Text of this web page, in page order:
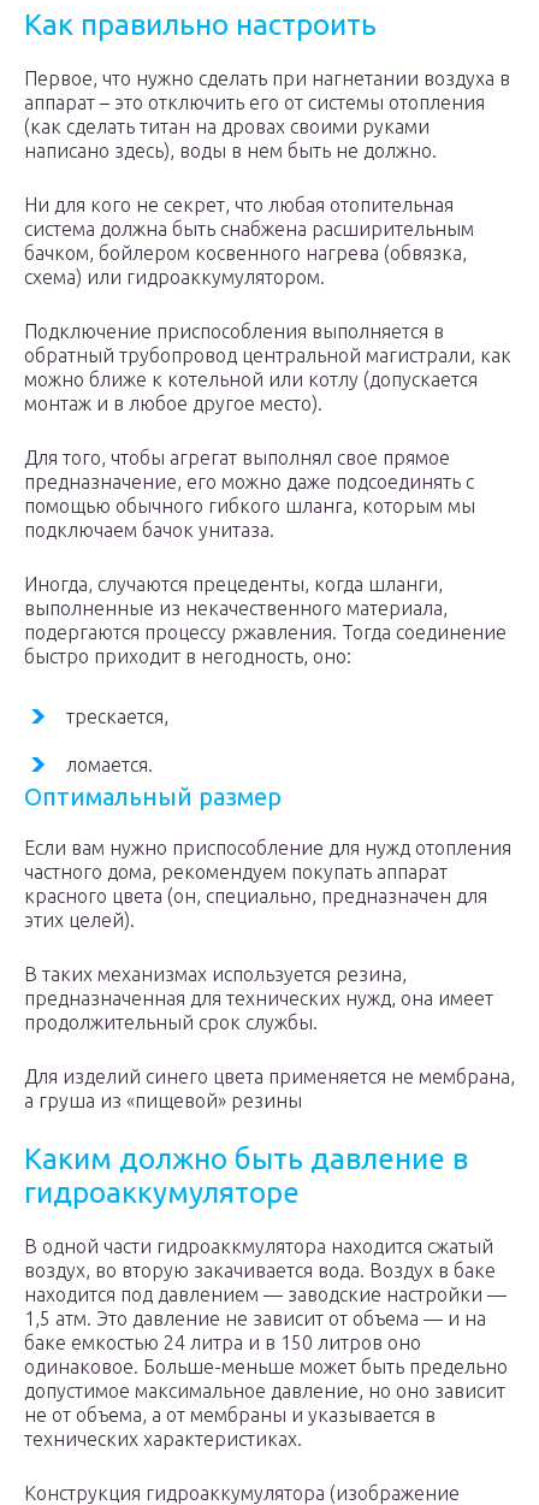
Как правильно настроить
Первое, что нужно сделать при нагнетании воздуха в
аппарат – это отключить его от системы отопления
(как сделать титан на дровах своими руками
написано здесь), воды в нем быть не должно.
Ни для кого не секрет, что любая отопительная
система должна быть снабжена расширительным
бачком, бойлером косвенного нагрева (обвязка,
схема) или гидроаккумулятором.
Подключение приспособления выполняется в
обратный трубопровод центральной магистрали, как
можно ближе к котельной или котлу (допускается
монтаж и в любое другое место).
Для того, чтобы агрегат выполнял свое прямое
предназначение, его можно даже подсоединять с
помощью обычного гибкого шланга, которым мы
подключаем бачок унитаза.
Иногда, случаются прецеденты, когда шланги,
выполненные из некачественного материала,
подергаются процессу ржавления. Тогда соединение
быстро приходит в негодность, оно:
трескается,
ломается.
Оптимальный размер
Если вам нужно приспособление для нужд отопления
частного дома, рекомендуем покупать аппарат
красного цвета (он, специально, предназначен для
этих целей).
В таких механизмах используется резина,
предназначенная для технических нужд, она имеет
продолжительный срок службы.
Для изделий синего цвета применяется не мембрана,
а груша из «пищевой» резины
Каким должно быть давление в
гидроаккумуляторе
В одной части гидроаккмулятора находится сжатый
воздух, во вторую закачивается вода. Воздух в баке
находится под давлением — заводские настройки —
1,5 атм. Это давление не зависит от объема — и на
баке емкостью 24 литра и в 150 литров оно
одинаковое. Больше-меньше может быть предельно
допустимое максимальное давление, но оно зависит
не от объема, а от мембраны и указывается в
технических характеристиках.
Конструкция гидроаккумулятора (изображение